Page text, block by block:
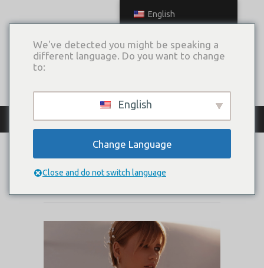
КАТАЛОГ ПЛАТЬЕВ
MERFI
English
We've detected you might be speaking a
different language. Do you want to change
to:
English
Change Language
Close and do not switch language